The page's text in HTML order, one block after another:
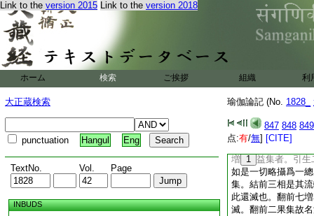
Link to the version 2015 Link to the version 2018
ホーム 検索 ご挨拶 組織 利
大正蔵検索
punctuation Hangul Eng
TextNo. Vol. Page
INBUDS
瑜伽論記 (No. 1828_
847 848 849
点:有/無] [CITE]
明。是名無始有輪
不觀。故唯四十四
觀也。過去已生縁
在今生縁老死。言
無常性有差別故者
生。皆是無常。故
有七智。故有七十
行相從此無間入諦
作此行也。第四解
者。前七引因也。
増 1 益集者。引生
如是一切略攝爲一
集。結前三相是其
此還滅也。翻前七
滅。翻前二果集故